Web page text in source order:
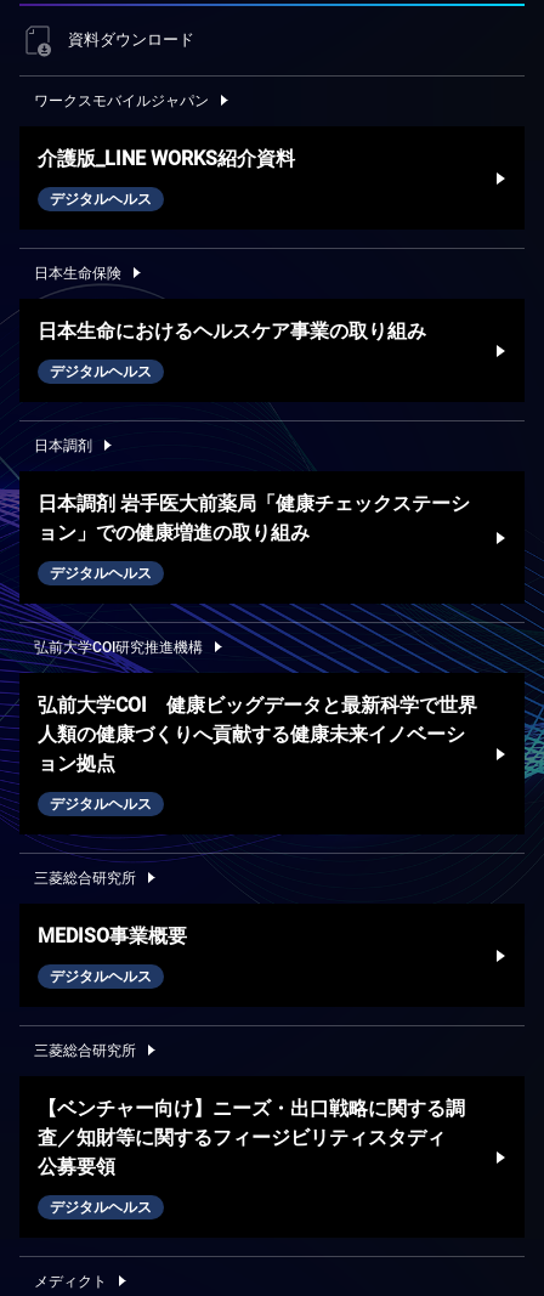
資料ダウンロード
ワークスモバイルジャパン
介護版_LINE WORKS紹介資料
デジタルヘルス
日本生命保険
日本生命におけるヘルスケア事業の取り組み
デジタルヘルス
日本調剤
日本調剤 岩手医大前薬局「健康チェックステーシ
ョン」での健康増進の取り組み
デジタルヘルス
弘前大学COI研究推進機構
弘前大学COI 健康ビッグデータと最新科学で世界
人類の健康づくりへ貢献する健康未来イノベーシ
ョン拠点
デジタルヘルス
三菱総合研究所
MEDISO事業概要
デジタルヘルス
三菱総合研究所
【ベンチャー向け】ニーズ・出口戦略に関する調
査／知財等に関するフィージビリティスタディ
公募要領
デジタルヘルス
メディクト